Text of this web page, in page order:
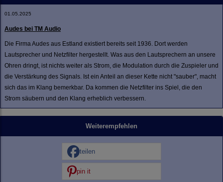
01.05.2025
Audes bei TM Audio
Die Firma Audes aus Estland existiert bereits seit 1936. Dort werden
Lautsprecher und Netzfilter hergestellt. Was aus den Lautsprechern an unsere
Ohren dringt, ist nichts weiter als Strom, die Modulation durch die Zuspieler und
die Verstärkung des Signals. Ist ein Anteil an dieser Kette nicht "sauber", macht
sich das im Klang bemerkbar. Da kommen die Netzfilter ins Spiel, die den
Strom säubern und den Klang erheblich verbessern.
Weiterempfehlen
teilen
pin it